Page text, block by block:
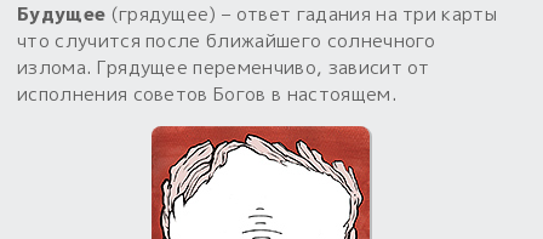
Будущее (грядущее) – ответ гадания на три карты
что случится после ближайшего солнечного
излома. Грядущее переменчиво, зависит от
исполнения советов Богов в настоящем.